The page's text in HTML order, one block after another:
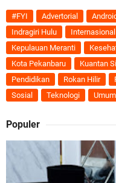
#FYI Advertorial
Indragiri Hulu
Internasional
Kepulauan Meranti
Kota Pekanbaru
Kuantan
Pendidikan
Rokan Hilir
Sosial
Teknologi Umum
Populer